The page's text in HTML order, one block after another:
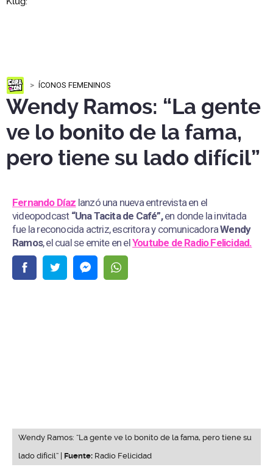
ÍCONOS FEMENINOS
Wendy Ramos: “La gente
ve lo bonito de la fama,
pero tiene su lado difícil”
Fernando Díaz lanzó una nueva entrevista en el
videopodcast “Una Tacita de Café”,en donde la invitada
fue la reconocida actriz, escritora y comunicadoraWendy
Ramos, el cual se emite en elYoutube de Radio Felicidad.
Wendy Ramos: “La gente ve lo bonito de la fama, pero tiene su
lado difícil” | Fuente: Radio Felicidad